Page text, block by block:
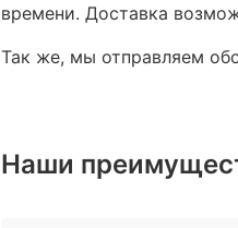
времени. Доставка
Так же, мы отправляем
Наши